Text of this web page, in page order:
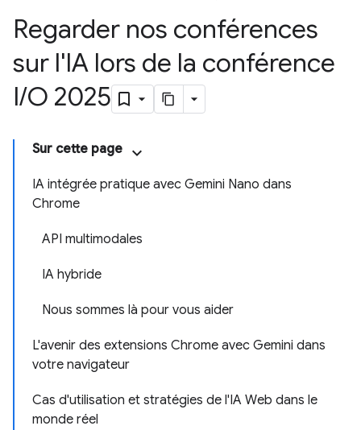
Regarder nos conférences
sur l'IA lors de la conférence
I/O 2025
Sur cette page
IA intégrée pratique avec Gemini Nano dans
Chrome
API multimodales
IA hybride
Nous sommes là pour vous aider
L'avenir des extensions Chrome avec Gemini dans
votre navigateur
Cas d'utilisation et stratégies de l'IA Web dans le
monde réel